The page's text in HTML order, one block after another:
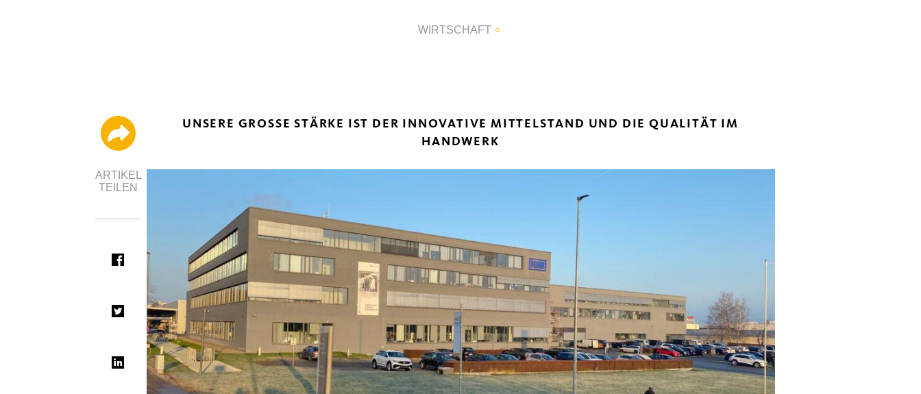
WIRTSCHAFT
ARTIKEL
TEILEN
UNSERE GROSSE STÄRKE IST DER INNOVATIVE MITTELSTAND UND DIE QUALITÄT IM H
ANDWERK